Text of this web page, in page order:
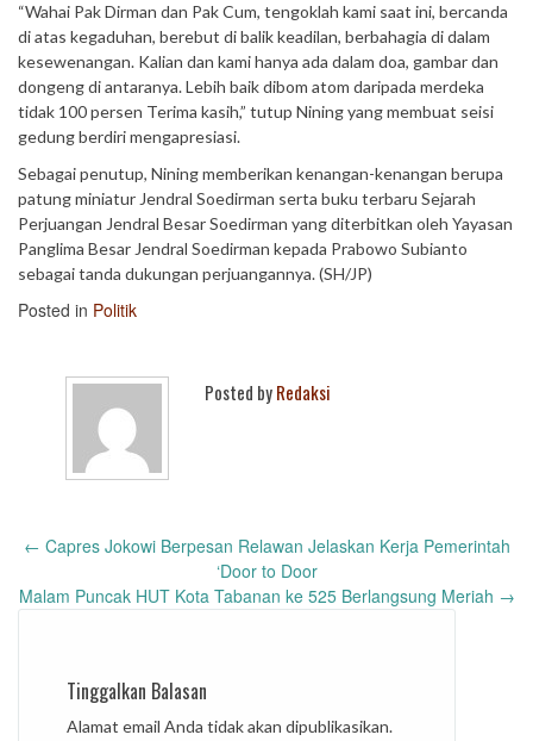
“Wahai Pak Dirman dan Pak Cum, tengoklah kami saat ini, bercanda
di atas kegaduhan, berebut di balik keadilan, berbahagia di dalam
kesewenangan. Kalian dan kami hanya ada dalam doa, gambar dan
dongeng di antaranya. Lebih baik dibom atom daripada merdeka
tidak 100 persen Terima kasih,” tutup Nining yang membuat seisi
gedung berdiri mengapresiasi.
Sebagai penutup, Nining memberikan kenangan-kenangan berupa
patung miniatur Jendral Soedirman serta buku terbaru Sejarah
Perjuangan Jendral Besar Soedirman yang diterbitkan oleh Yayasan
Panglima Besar Jendral Soedirman kepada Prabowo Subianto
sebagai tanda dukungan perjuangannya. (SH/JP)
Posted in Politik
Posted byRedaksi
Post
← Capres Jokowi Berpesan Relawan Jelaskan Kerja Pemerintah
‘Door to Door
Malam Puncak HUT Kota Tabanan ke 525 Berlangsung Meriah →
Tinggalkan Balasan
Alamat email Anda tidak akan dipublikasikan.